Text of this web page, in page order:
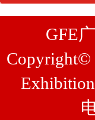
GFE
Copyright©